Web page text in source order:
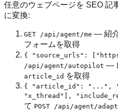
任意のウェブページを SEO 記
に変換:
GET /api/agent/me — 紹
フォームを取得
{ "source_urls":
/api/agent/autopilot —
article_id を取得
{ "article_id": "...",
"x_thread"],
て POST /api/agent/adapt